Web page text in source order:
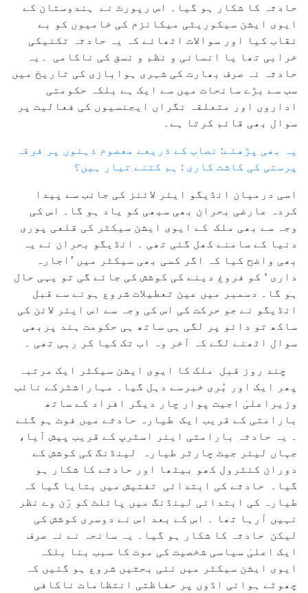
حادثہ کا شکار ہو گیا۔ اس رپورٹ نے ہندوستان کے
ایوی ایشن سیکوریٹی میکانزم کی خامیوں کو بے
نقاب کیا اور سوالات اٹھائے کہ یہ حادثہ تکنیکی
خرابی تھا یا انسانی و نظم و نسق کی ناکامی ۔یہ
حادثہ نہ صرف بھارت کی شہری ہوابازی کی تاریخ میں
سب سے بڑے سانحات میں سے ایک ہے بلکہ حکومتی
اداروں اور متعلقہ نگراں ایجنسیوں کی فعالیت پر
سوال بھی قائم کرتا ہے۔
یہ بھی پڑھئے: نصاب کے ذریعے معصوم ذہنوں پر فرقہ
پرستی کی کاشت کاری : ہم کتنے تیار ہیں؟
اسی درمیان انڈیگو ایئر لائنز کی جانب سے پیدا
کردہ عارضی بحران بھی سبھی کو یاد ہو گا۔ اس کی
وجہ سے بھی ملک کے ایوی ایشن سیکٹر کی قلعی پوری
دنیا کے سامنے کھل گئی تھی ۔ انڈیگو بحران نے یہ
بھی واضح کیا کہ اگر کسی بھی سیکٹر میں ’اجارہ
داری ‘ کو فروغ دینے کی کوشش کی جائے گی تو یہی حال
ہو گا۔ دسمبر میں عین تعطیلات شروع ہونے سے قبل
انڈیگو نے جو حرکت کی اس کی وجہ سے اس ایئر لائن کی
ساکھ تو دائو پر لگی ہی ساتھ ہی حکومت ہند پربھی
سوال اٹھنے لگے کہ آخر وہ اب تک کیا کر رہی تھی ۔
چند روز قبل ملک کا ایوی ایشن سیکٹر ایک مرتبہ
پھر ایک اور بُری خبرسے دہل گیا۔ مہاراشٹرکے نائب
وزیراعلیٰ اجیت پوار چار دیگر افراد کے ساتھ
بارامتی کے قریب ایک طیارہ حادثے میں فوت ہو گئے
۔ یہ حادثہ بارامتی ایئر اسٹرپ کے قریب پیش آیا،
جہاں لیئر جیٹ چارٹر طیارہ لینڈنگ کی کوشش کے
دوران کنٹرول کھو بیٹھا اور حادثے کا شکار ہو
گیا۔ حادثے کی ابتدائی تفتیش میں بتایا گیا کہ
طیارہ کی ابتدائی لینڈنگ میں پائلٹ کو رَن وے نظر
نہیں آرہا تھا ۔ اس کے بعد اس نے دوسری کوشش کی
لیکن حادثہ کا شکار ہو گیا۔ یہ سانحہ نے نہ صرف
ایک اعلیٰ سیاسی شخصیت کی موت کا سبب بنا بلکہ
ایوی ایشن سیکٹر میں نئی بحثیں شروع ہو گئیں کہ
چھوٹے ہوائی اڈوں پر حفاظتی انتظامات ناکافی